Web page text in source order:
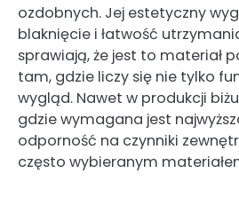
ozdobnych. Jej estetyczny
blaknięcie i łatwość
sprawiają, że jest to materiał
tam, gdzie liczy się nie tylko
wygląd. Nawet w produkcji
gdzie wymagana jest
odporność na czynniki
często wybieranym